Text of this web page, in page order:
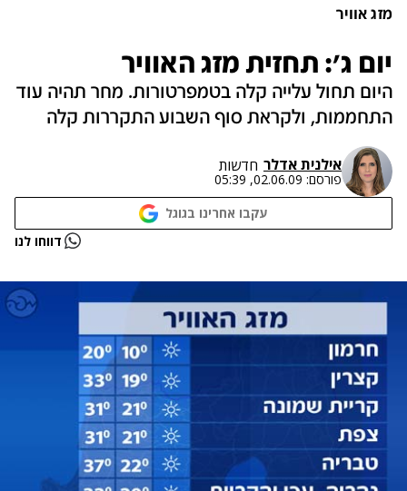
מזג אוויר
יום ג': תחזית מזג האוויר
היום תחול עלייה קלה בטמפרטורות. מחר תהיה עוד
התחממות, ולקראת סוף השבוע התקררות קלה
אילנית אדלר חדשות
פורסם: 02.06.09, 05:39
עקבו אחרינו בגוגל
נתקלנו בבעיה דווחו לנו